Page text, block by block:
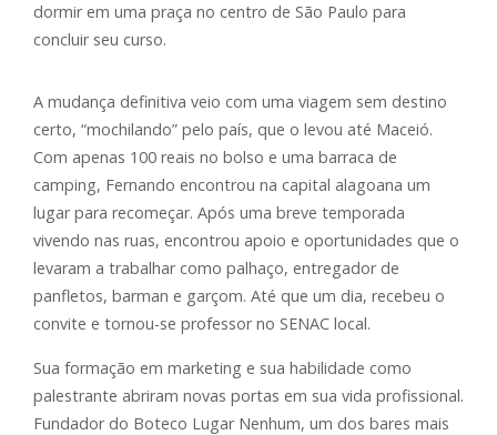
dormir em uma praça no centro de São Paulo para
concluir seu curso.
A mudança definitiva veio com uma viagem sem destino
certo, “mochilando” pelo país, que o levou até Maceió.
Com apenas 100 reais no bolso e uma barraca de
camping, Fernando encontrou na capital alagoana um
lugar para recomeçar. Após uma breve temporada
vivendo nas ruas, encontrou apoio e oportunidades que o
levaram a trabalhar como palhaço, entregador de
panfletos, barman e garçom. Até que um dia, recebeu o
convite e tornou-se professor no SENAC local.
Sua formação em marketing e sua habilidade como
palestrante abriram novas portas em sua vida profissional.
Fundador do Boteco Lugar Nenhum, um dos bares mais